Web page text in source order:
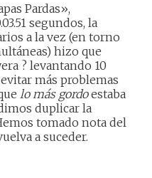
Pardas»,
segundos, la
a la vez (en torno
hizo que
? levantando 10
más problemas
lo más gordoestaba
duplicar la
tomado nota del
a suceder.